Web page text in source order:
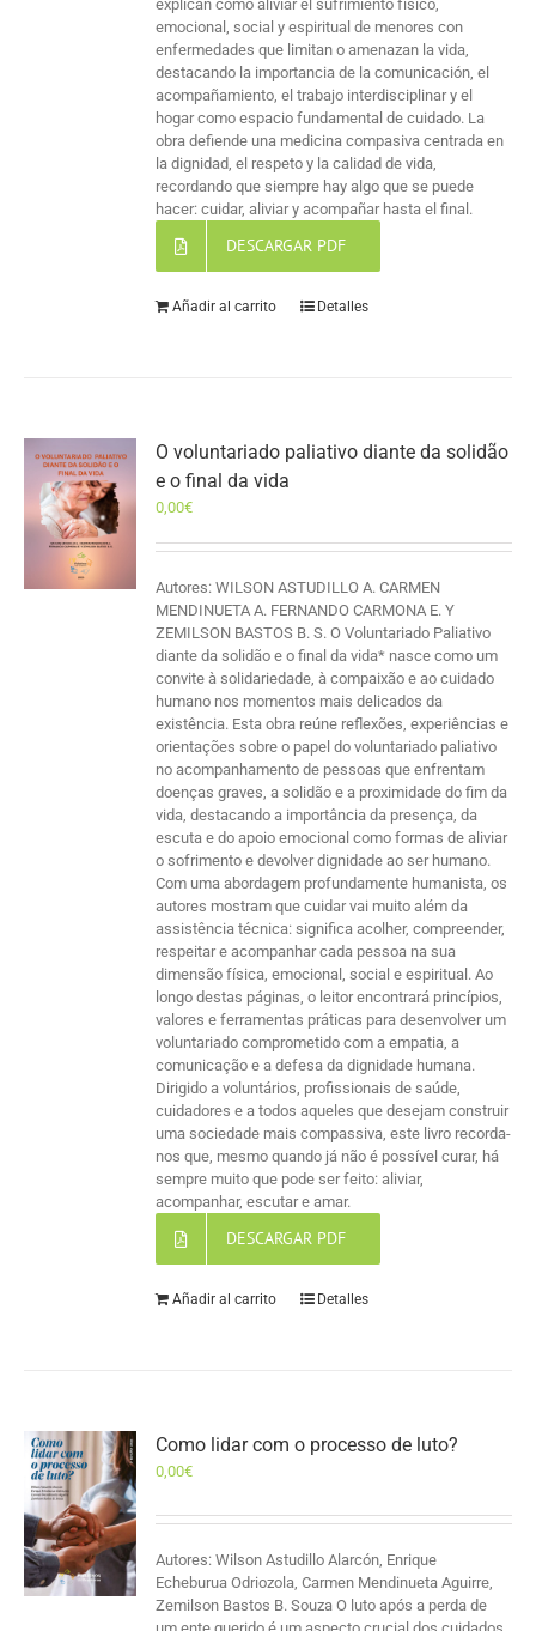
explican cómo aliviar el sufrimiento físico,
emocional, social y espiritual de menores con
enfermedades que limitan o amenazan la vida,
destacando la importancia de la comunicación, el
acompañamiento, el trabajo interdisciplinar y el
hogar como espacio fundamental de cuidado. La
obra defiende una medicina compasiva centrada en
la dignidad, el respeto y la calidad de vida,
recordando que siempre hay algo que se puede
hacer: cuidar, aliviar y acompañar hasta el final.
DESCARGAR PDF
Añadir al carrito Detalles
O voluntariado paliativo diante da solidão
e o final da vida
0,00€
Autores: WILSON ASTUDILLO A. CARMEN
MENDINUETA A. FERNANDO CARMONA E. Y
ZEMILSON BASTOS B. S. O Voluntariado Paliativo
diante da solidão e o final da vida* nasce como um
convite à solidariedade, à compaixão e ao cuidado
humano nos momentos mais delicados da
existência. Esta obra reúne reflexões, experiências e
orientações sobre o papel do voluntariado paliativo
no acompanhamento de pessoas que enfrentam
doenças graves, a solidão e a proximidade do fim da
vida, destacando a importância da presença, da
escuta e do apoio emocional como formas de aliviar
o sofrimento e devolver dignidade ao ser humano.
Com uma abordagem profundamente humanista, os
autores mostram que cuidar vai muito além da
assistência técnica: significa acolher, compreender,
respeitar e acompanhar cada pessoa na sua
dimensão física, emocional, social e espiritual. Ao
longo destas páginas, o leitor encontrará princípios,
valores e ferramentas práticas para desenvolver um
voluntariado comprometido com a empatia, a
comunicação e a defesa da dignidade humana.
Dirigido a voluntários, profissionais de saúde,
cuidadores e a todos aqueles que desejam construir
uma sociedade mais compassiva, este livro recorda-
nos que, mesmo quando já não é possível curar, há
sempre muito que pode ser feito: aliviar,
acompanhar, escutar e amar.
DESCARGAR PDF
Añadir al carrito Detalles
Como lidar com o processo de luto?
0,00€
Autores: Wilson Astudillo Alarcón, Enrique
Echeburua Odriozola, Carmen Mendinueta Aguirre,
Zemilson Bastos B. Souza O luto após a perda de